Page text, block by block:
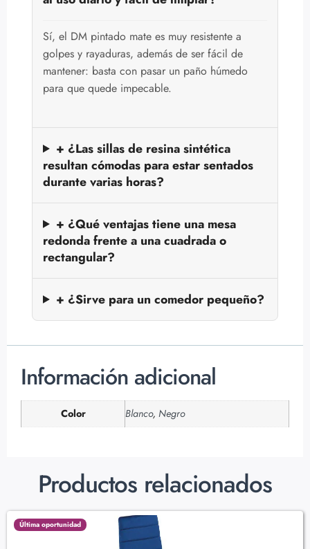
Sí, el DM pintado mate es muy resistente a
golpes y rayaduras, además de ser fácil de
mantener: basta con pasar un paño húmedo
para que quede impecable.
+ ¿Las sillas de resina sintética
resultan cómodas para estar sentados
durante varias horas?
+ ¿Qué ventajas tiene una mesa
redonda frente a una cuadrada o
rectangular?
+ ¿Sirve para un comedor pequeño?
Información adicional
Color Blanco, Negro
Productos relacionados
Última oportunidad